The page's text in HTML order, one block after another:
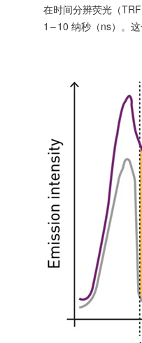
在时间分辨荧光（
1 – 10 纳秒（ns）。